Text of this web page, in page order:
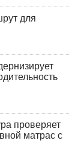
для
проверяет
матрас с